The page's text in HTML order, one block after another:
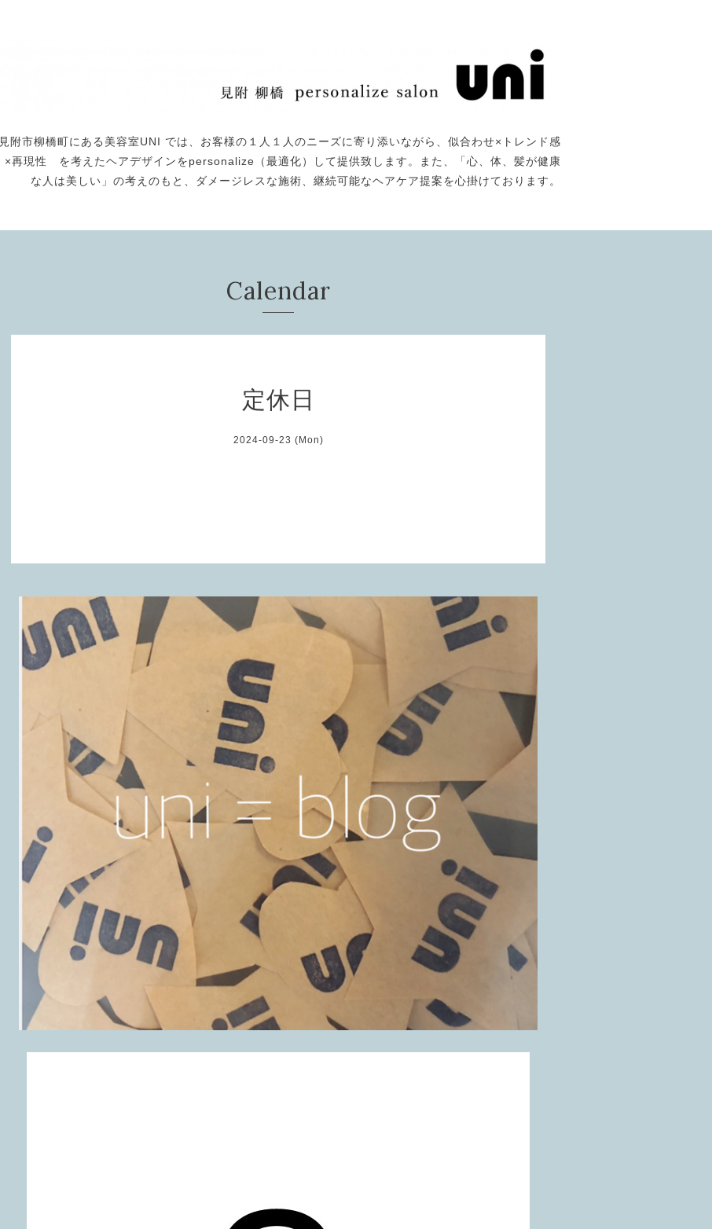
見附市柳橋町にある美容室UNI では、お客様の１人１人のニーズに寄り添いながら、似合わせ×トレンド感
×再現性 を考えたヘアデザインをpersonalize（最適化）して提供致します。また、「心、体、髪が健康
な人は美しい」の考えのもと、ダメージレスな施術、継続可能なヘアケア提案を心掛けております。
Calendar
定休日
2024-09-23 (Mon)